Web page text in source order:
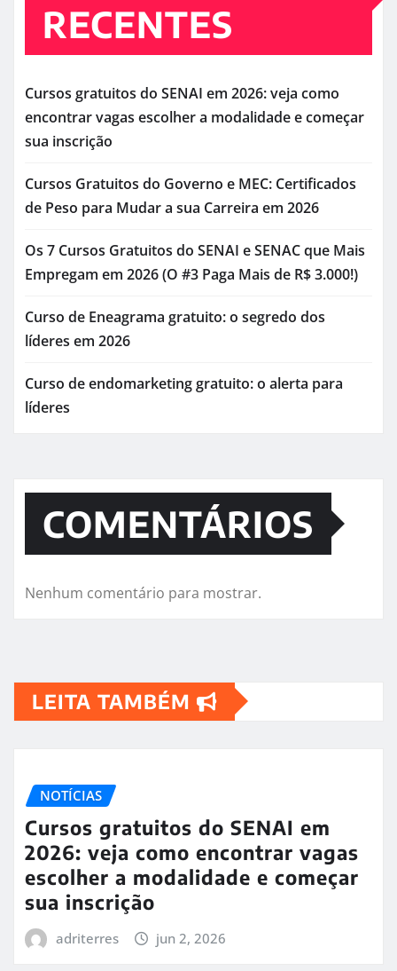
RECENTES
Cursos gratuitos do SENAI em 2026: veja como
encontrar vagas escolher a modalidade e começar
sua inscrição
Cursos Gratuitos do Governo e MEC: Certificados
de Peso para Mudar a sua Carreira em 2026
Os 7 Cursos Gratuitos do SENAI e SENAC que Mais
Empregam em 2026 (O #3 Paga Mais de R$ 3.000!)
Curso de Eneagrama gratuito: o segredo dos
líderes em 2026
Curso de endomarketing gratuito: o alerta para
líderes
COMENTÁRIOS
Nenhum comentário para mostrar.
LEITA TAMBÉM
NOTÍCIAS
Cursos gratuitos do SENAI em
2026: veja como encontrar vagas
escolher a modalidade e começar
sua inscrição
adriterres jun 2, 2026